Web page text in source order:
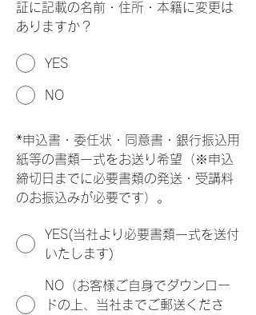
証に記載の名前・住所・本籍に変更は
ありますか？
YES
NO
*申込書・委任状・同意書・銀行振込用
紙等の書類一式をお送り希望（※申込
締切日までに必要書類の発送・受講料
のお振込みが必要です）。
YES(当社より必要書類一式を送付
いたします)
NO（お客様ご自身でダウンロー
ドの上、当社までご郵送くださ